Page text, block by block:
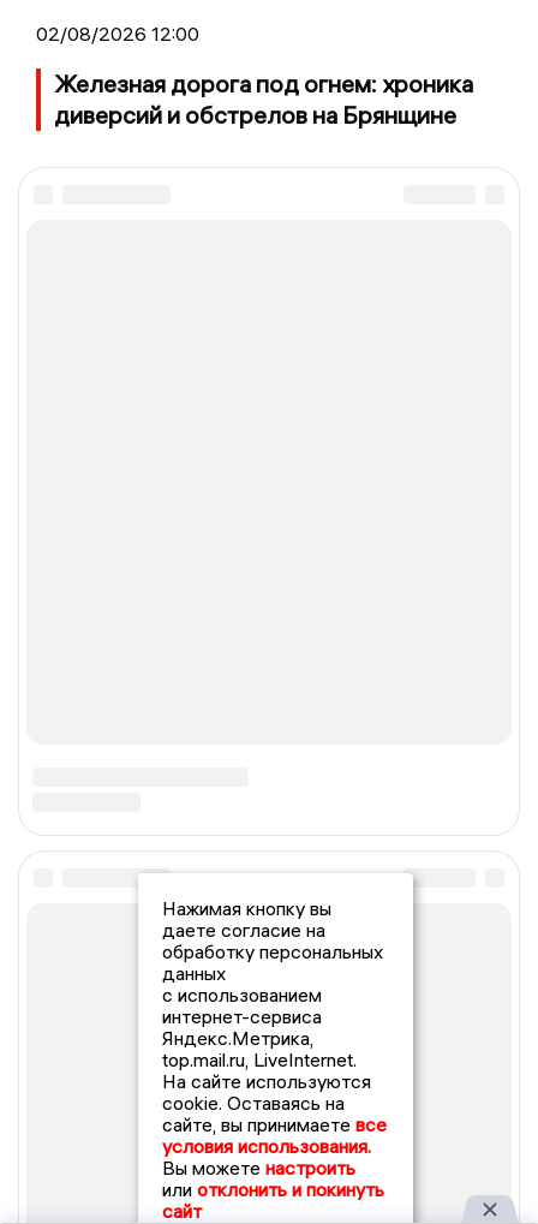
02/08/2026 12:00
Железная дорога под огнем: хроника
диверсий и обстрелов на Брянщине
Нажимая кнопку вы
даете согласие на
обработку персональных
данных
с использованием
интернет-сервиса
Яндекс.Метрика,
top.mail.ru, LiveInternet.
На сайте используются
cookie. Оставаясь на
сайте, вы принимаете все
условия использования.
Вы можете настроить
или отклонить и покинуть
сайт